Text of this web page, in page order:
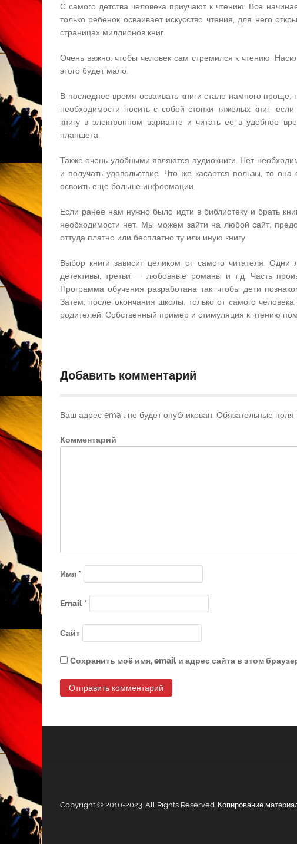
С самого детства человека приучают к чтению. Все
только ребенок осваивает искусство чтения, для него
страницах миллионов книг.
Очень важно, чтобы человек сам стремился к чтению.
этого будет мало.
В последнее время осваивать книги стало намного проще,
необходимости носить с собой стопки тяжелых книг,
книгу в электронном варианте и читать ее в удобное
планшета.
Также очень удобными являются аудиокниги. Нет
и получать удовольствие. Что же касается пользы, то
освоить еще больше информации.
Если ранее нам нужно было идти в библиотеку и брать
необходимости нет. Мы можем зайти на любой сайт,
оттуда платно или бесплатно ту или иную книгу.
Выбор книги зависит целиком от самого читателя. Одни
детективы, третьи — любовные романы и т.д. Часть
Программа обучения разработана так, чтобы дети
Затем, после окончания школы, только от самого
родителей. Собственный пример и стимуляция к чтению
Добавить комментарий
Ваш адрес email не будет опубликован. Обязательные
Комментарий
Имя*
Email*
Сайт
Сохранить моё имя, email и адрес сайта в этом
Copyright © 2010-2023. All Rights Reserved. Копирование